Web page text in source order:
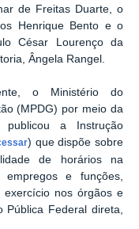
de Freitas Duarte, o
Henrique Bento e o
César Lourenço da
Ângela Rangel.
o Ministério do
(MPDG) por meio da
a Instrução
) que dispõe sobre
de horários na
e funções,
exercício nos órgãos e
Pública Federal direta,